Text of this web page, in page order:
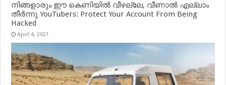
നിങ്ങളാരും ഈ കെണിയിൽ വീഴല്ലേ, വീണാൽ എല്ലാം
തീർന്നു YouTubers: Protect Your Account From Being
Hacked
April 4, 2021